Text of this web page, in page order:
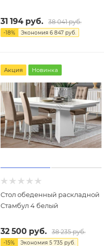
31 194 руб. 38 041руб.
-18% Экономия 6 847 руб.
Акция Новинка
Стол обеденный раскладной
Стамбул 4 белый
32 500 руб. 38 235руб.
-15% Экономия 5 735 руб.